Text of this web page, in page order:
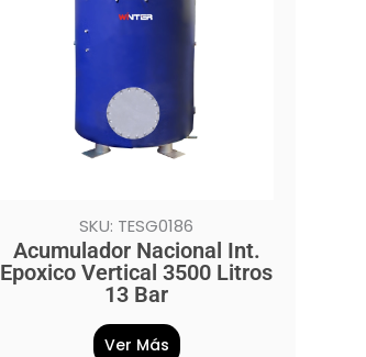
SKU: TESG0186
Acumulador Nacional Int.
Epoxico Vertical 3500 Litros
13 Bar
Ver Más